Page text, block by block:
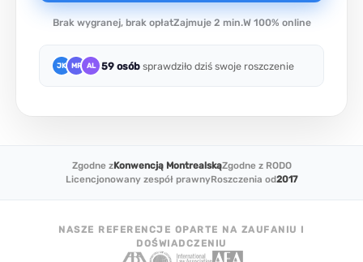
Brak wygranej, brak opłatZajmuje 2 min.W 100% online
JK MR AL 59 osób sprawdziło dziś swoje roszczenie
Zgodne zKonwencją MontrealskąZgodne z RODO
Licencjonowany zespół prawnyRoszczenia od2017
NASZE REFERENCJE OPARTE NA ZAUFANIU I
DOŚWIADCZENIU